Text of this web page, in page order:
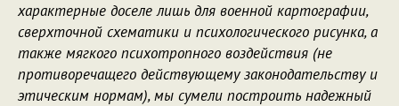
характерные доселе лишь для военной картографии,
сверхточной схематики и психологического рисунка, а
также мягкого психотропного воздействия (не
противоречащего действующему законодательству и
этическим нормам), мы сумели построить надежный